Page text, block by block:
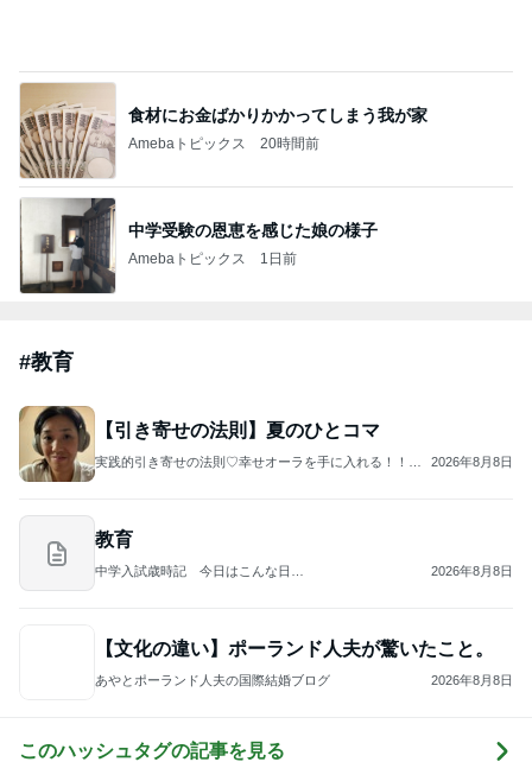
食材にお金ばかりかかってしまう我が家
Amebaトピックス 20時間前
中学受験の恩恵を感じた娘の様子
Amebaトピックス 1日前
#教育
【引き寄せの法則】夏のひとコマ
実践的引き寄せの法則♡幸せオーラを手に入れる！！ス
2026年8月8日
教育
中学入試歳時記 今日はこんな日… 2026年8月8日
【文化の違い】ポーランド人夫が驚いたこと。
あやとポーランド人夫の国際結婚ブログ 2026年8月8日
このハッシュタグの記事を見る